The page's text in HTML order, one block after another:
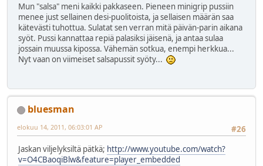
Mun "salsa" meni kaikki pakkaseen. Pieneen minigrip pussiin
menee just sellainen desi-puolitoista, ja sellaisen määrän saa
kätevästi tuhottua. Sulatat sen verran mitä päivän-parin aikana
syöt. Pussi kannattaa repiä palasiksi jäisenä, ja antaa sulaa
jossain muussa kipossa. Vähemän sotkua, enempi herkkua...
Nyt vaan on viimeiset salsapussit syöty...
bluesman
#26
elokuu 14, 2011, 06:03:01 AP
Jaskan viljelyksiltä pätkä; http://www.youtube.com/watch?
v=O4CBaoqiBlw&feature=player_embedded